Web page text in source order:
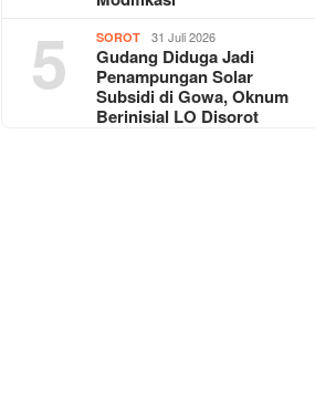
5 SOROT 31 Juli 2026
Gudang Diduga Jadi
Penampungan Solar
Subsidi di Gowa, Oknum
Berinisial LO Disorot